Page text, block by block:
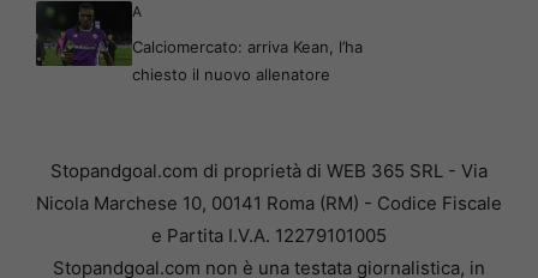
A
Calciomercato: arriva Kean, l’ha
chiesto il nuovo allenatore
Stopandgoal.com di proprietà di WEB 365 SRL - Via
Nicola Marchese 10, 00141 Roma (RM) - Codice Fiscale
e Partita I.V.A. 12279101005
Stopandgoal.com non è una testata giornalistica, in